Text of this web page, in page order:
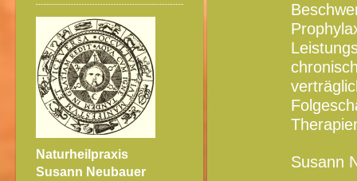
Naturheilpraxis
Susann Neubauer
Susann